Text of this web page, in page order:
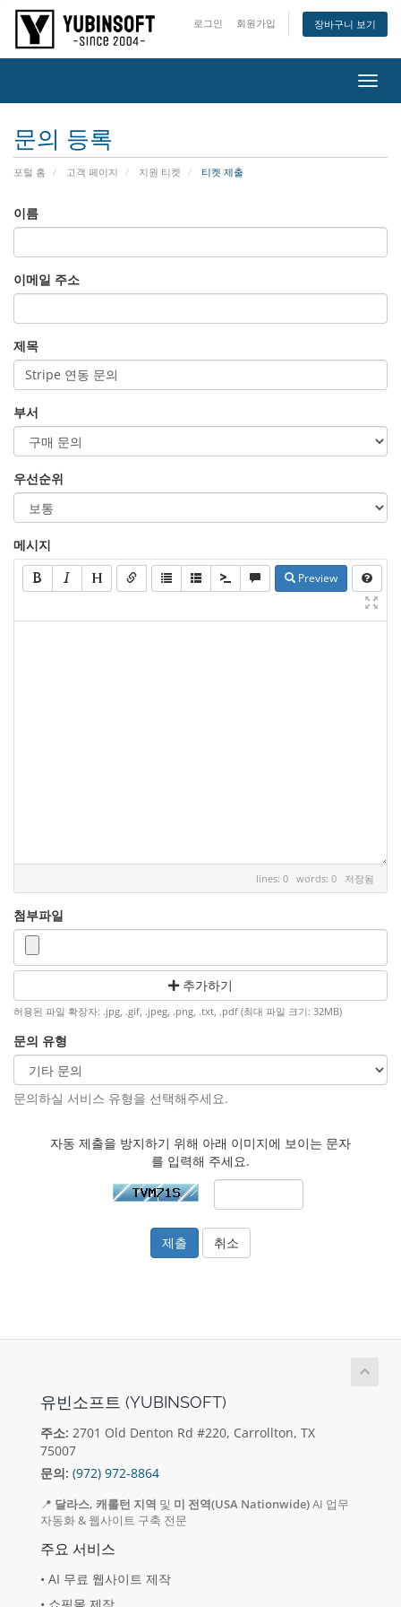
로그인 회원가입 장바구니 보기
메
뉴
닫
문의 등록
포털 홈 고객 페이지 지원 티켓 티켓 제출
이름
이메일 주소
제목
부서
우선순위
메시지
Preview
lines: 0 words: 0 저장됨
첨부파일
추가하기
허용된 파일 확장자: .jpg, .gif, .jpeg, .png, .txt, .pdf (최대 파일 크기: 32MB)
문의 유형
문의하실 서비스 유형을 선택해주세요.
자동 제출을 방지하기 위해 아래 이미지에 보이는 문자
를 입력해 주세요.
취소
유빈소프트 (YUBINSOFT)
주소: 2701 Old Denton Rd #220, Carrollton, TX
75007
문의: (972) 972-8864
📍 달라스, 캐롤턴 지역 및 미 전역(USA Nationwide)AI 업무
자동화 & 웹사이트 구축 전문
주요 서비스
• AI 무료 웹사이트 제작